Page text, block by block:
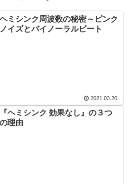
ヘミシンク周波数の秘密～ピンク
ノイズとバイノーラルビート
2021.03.20
『ヘミシンク 効果なし』の３つ
の理由